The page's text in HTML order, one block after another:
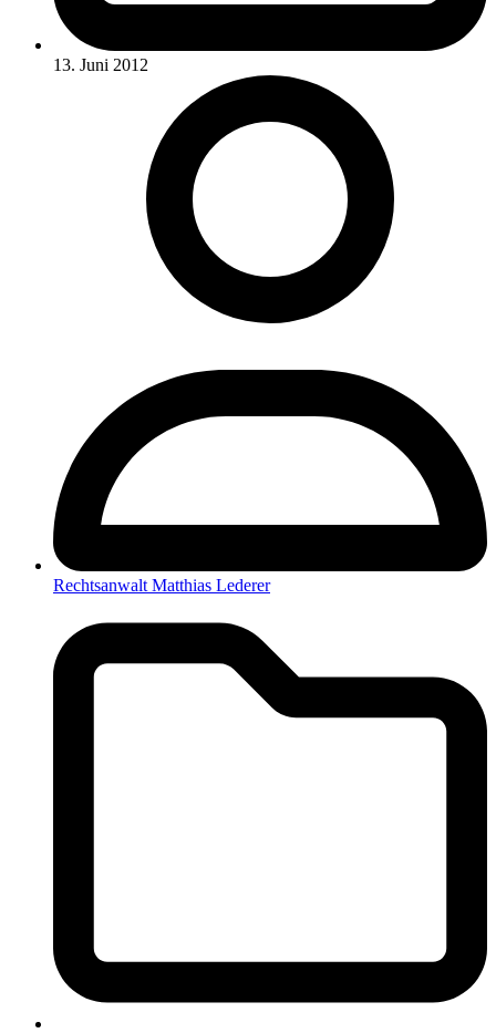
13. Juni 2012
Rechtsanwalt Matthias Lederer